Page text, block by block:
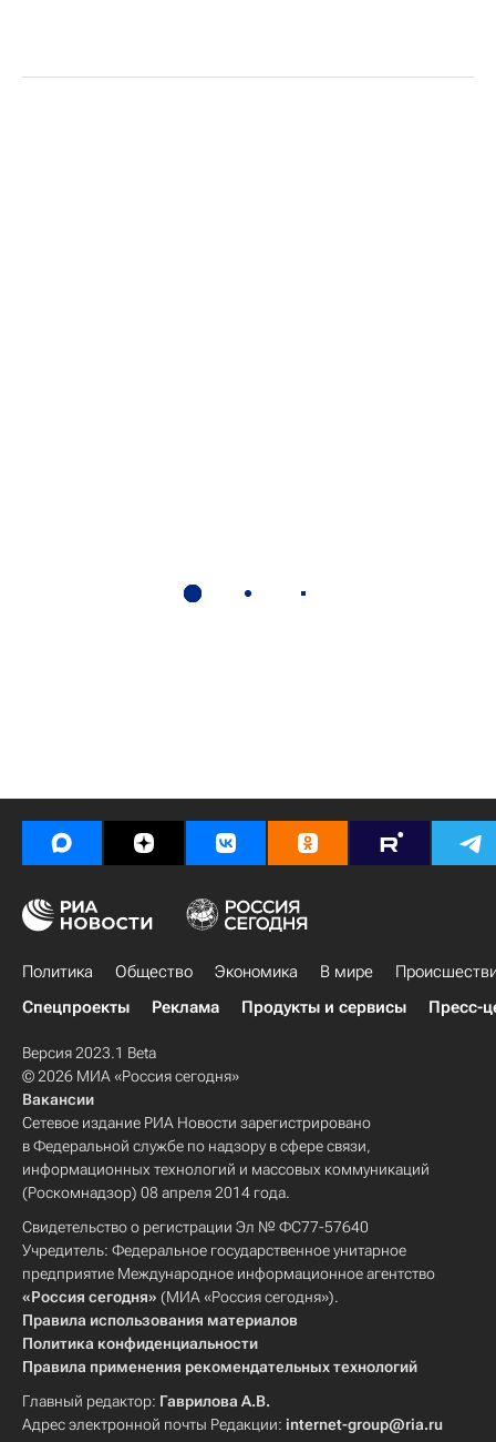
Политика Общество Экономика В мире
Спецпроекты
Реклама Продукты и сервисы Пресс-
Версия 2023.1 Beta
© 2026 МИА «Россия сегодня»
Вакансии
Сетевое издание РИА Новости зарегистрировано
в Федеральной службе по надзору в сфере связи,
информационных технологий и массовых коммуникаций
(Роскомнадзор) 08 апреля 2014 года.
Свидетельство о регистрации Эл № ФС77-57640
Учредитель: Федеральное государственное унитарное
предприятие Международное информационное агентство
«Россия сегодня» (МИА «Россия сегодня»).
Правила использования материалов
Политика конфиденциальности
Правила применения рекомендательных технологий
Главный редактор: Гаврилова А.В.
Адрес электронной почты Редакции: internet-group@ria.ru